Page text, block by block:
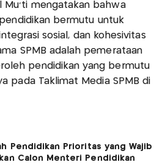
Mu’ti mengatakan bahwa
bermutu untuk
sosial, dan kohesivitas
SPMB adalah pemerataan
pendidikan yang bermutu
pada Taklimat Media SPMB di
Pendidikan Prioritas yang Wajib
Calon Menteri Pendidikan